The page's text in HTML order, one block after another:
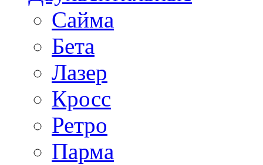
Сайма
Бета
Лазер
Кросс
Ретро
Парма